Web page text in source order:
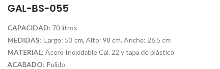
GAL-BS-055
CAPACIDAD: 70 litros
MEDIDAS: Largo: 53 cm, Alto: 98 cm, Ancho: 26.5 cm
MATERIAL: Acero Inoxidable Cal. 22 y tapa de plástico
ACABADO: Pulido